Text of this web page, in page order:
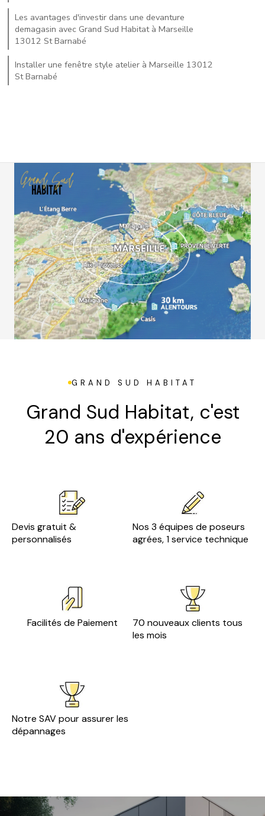
Les avantages d'investir dans une devanture
demagasin avec Grand Sud Habitat à Marseille
13012 St Barnabé
Installer une fenêtre style atelier à Marseille 13012
St Barnabé
GRAND SUD HABITAT
Grand Sud Habitat, c'est
20 ans d'expérience
Devis gratuit &
personnalisés
Nos 3 équipes de poseurs
agrées, 1 service technique
Facilités de Paiement
70 nouveaux clients tous
les mois
Notre SAV pour assurer les
dépannages